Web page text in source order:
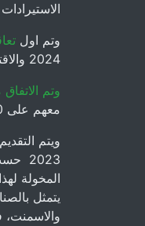
الاستيرادات
وتم اول
2024 والاقتراض بقيمة مليار يورو بحسب تصريح حيدر قاسم مقرر لجنة الضمانات
وتم الاتفاق
معهم على 200 مليون دولار لصالح المصرف الصناعي
المخولة
يتمثل
والاسمنت،